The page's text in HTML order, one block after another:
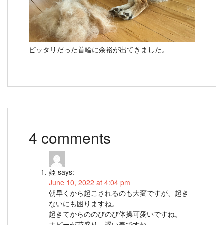
ピッタリだった首輪に余裕が出てきました。
4 comments
姫 says:
June 10, 2022 at 4:04 pm
朝早くから起こされるのも大変ですが、起き
ないにも困りますね。
起きてからののびのび体操可愛いですね。